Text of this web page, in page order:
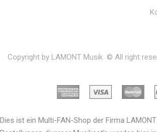
Copyright by LAMONT Musik © All right
Dies ist ein Multi-FAN-Shop der Firma